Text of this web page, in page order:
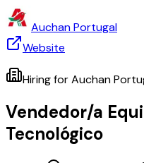
Auchan Portugal
Website
Hiring forAuchan
Vendedor/a
Tecnológico